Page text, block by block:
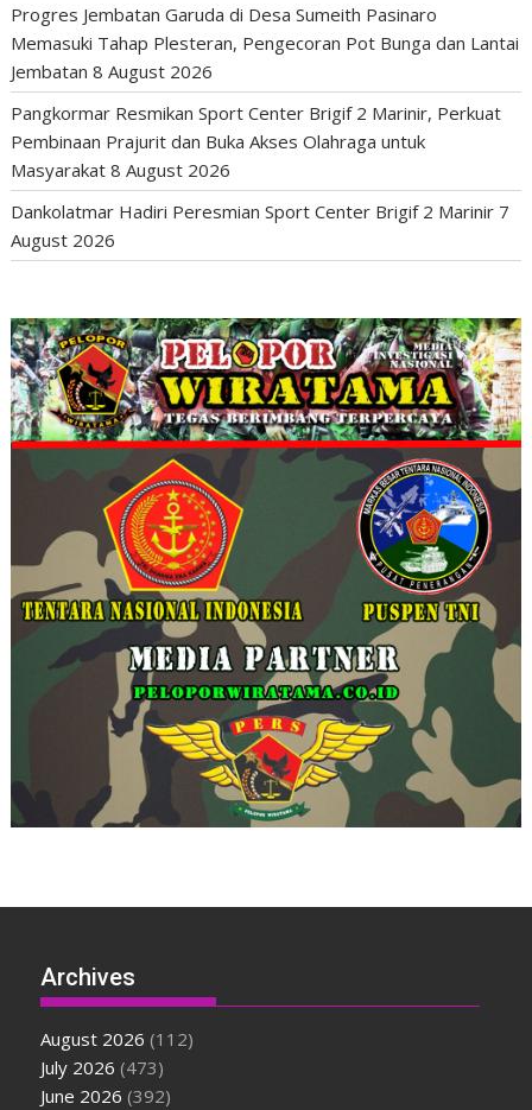
Progres Jembatan Garuda di Desa Sumeith Pasinaro
Memasuki Tahap Plesteran, Pengecoran Pot Bunga dan Lantai
Jembatan 8 August 2026
Pangkormar Resmikan Sport Center Brigif 2 Marinir, Perkuat
Pembinaan Prajurit dan Buka Akses Olahraga untuk
Masyarakat 8 August 2026
Dankolatmar Hadiri Peresmian Sport Center Brigif 2 Marinir 7
August 2026
Archives
August 2026 (112)
July 2026 (473)
June 2026 (392)